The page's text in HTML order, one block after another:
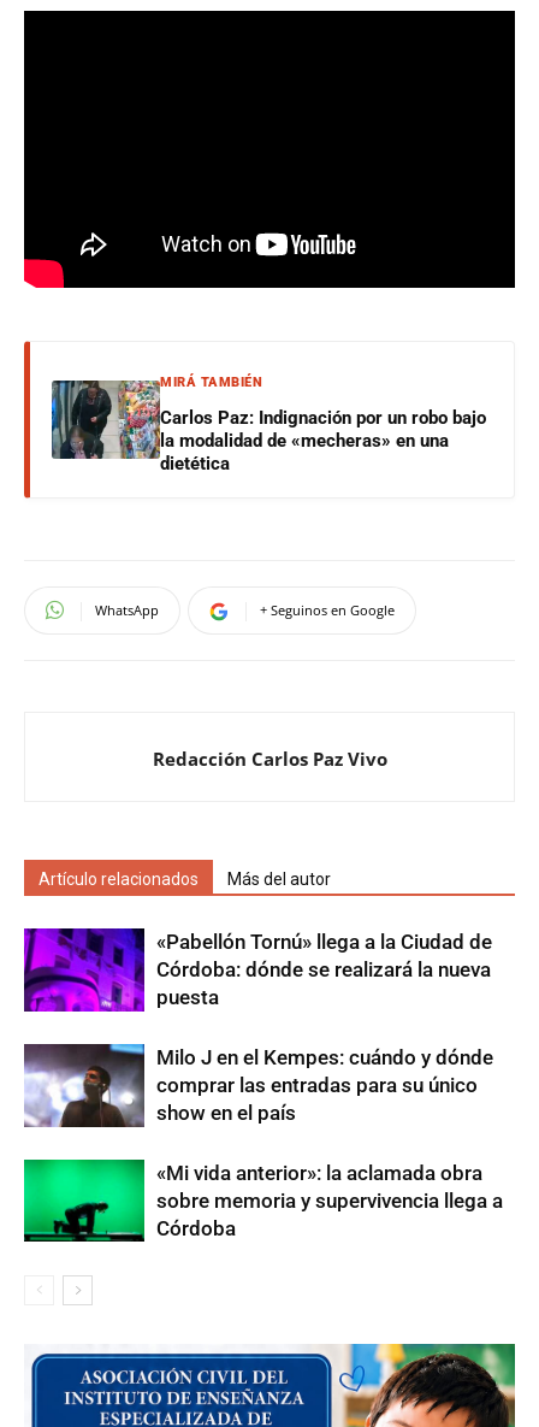
MIRÁ TAMBIÉN
Carlos Paz: Indignación por un robo bajo
la modalidad de «mecheras» en una
dietética
WhatsApp + Seguinos en Google
Redacción Carlos Paz Vivo
Artículo relacionados Más del autor
«Pabellón Tornú» llega a la Ciudad de
Córdoba: dónde se realizará la nueva
puesta
Milo J en el Kempes: cuándo y dónde
comprar las entradas para su único
show en el país
«Mi vida anterior»: la aclamada obra
sobre memoria y supervivencia llega a
Córdoba